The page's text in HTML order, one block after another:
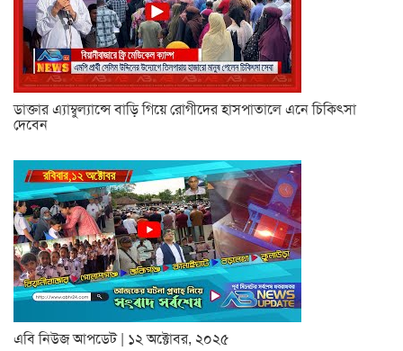
ডাক্তার এ্যাম্বুল্যান্সে বাড়ি গিয়ে রোগীদের হাসপাতালে এনে চিকিৎসা
দেবেন
এবি নিউজ আপডেট | ১২ অক্টোবর, ২০২৫